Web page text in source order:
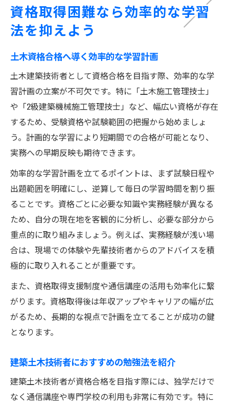
資格取得困難なら効率的な学習
法を抑えよう
土木資格合格へ導く効率的な学習計画
土木建築技術者として資格合格を目指す際、効率的な学
習計画の立案が不可欠です。特に「土木施工管理技士」
や「2級建築機械施工管理技士」など、幅広い資格が存在
するため、受験資格や試験範囲の把握から始めましょ
う。計画的な学習により短期間での合格が可能となり、
実務への早期反映も期待できます。
効率的な学習計画を立てるポイントは、まず試験日程や
出題範囲を明確にし、逆算して毎日の学習時間を割り振
ることです。資格ごとに必要な知識や実務経験が異なる
ため、自分の現在地を客観的に分析し、必要な部分から
重点的に取り組みましょう。例えば、実務経験が浅い場
合は、現場での体験や先輩技術者からのアドバイスを積
極的に取り入れることが重要です。
また、資格取得支援制度や通信講座の活用も効率化に繋
がります。資格取得後は年収アップやキャリアの幅が広
がるため、長期的な視点で計画を立てることが成功の鍵
となります。
建築土木技術者におすすめの勉強法を紹介
建築土木技術者が資格合格を目指す際には、独学だけで
なく通信講座や専門学校の利用も非常に有効です。特に